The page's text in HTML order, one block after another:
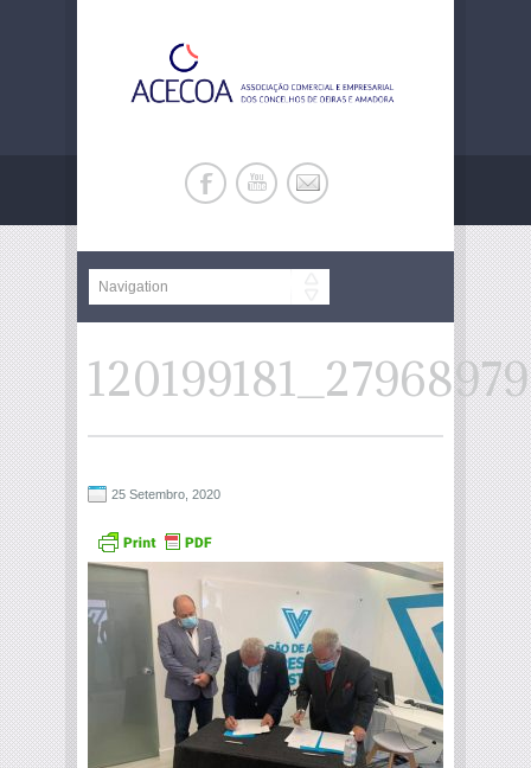
25 Setembro, 2020